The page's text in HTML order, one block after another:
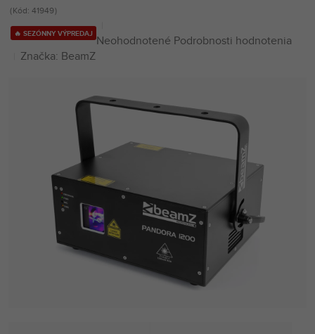
Kód: 41949
🔥 SEZÓNNY VÝPREDAJ Priemerné
0,0
hviezdičiek.
Neohodnotené Podrobnosti hodnotenia
Značka: BeamZ